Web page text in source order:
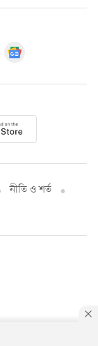
নীতি ও শর্ত